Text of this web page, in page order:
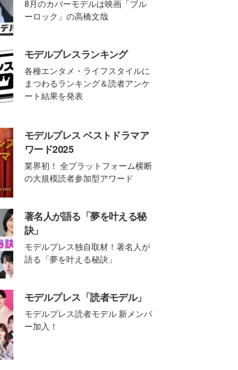
8月のカバーモデルは映画「ブル
ーロック」の高橋文哉
モデルプレスランキング
各種エンタメ・ライフスタイルに
まつわるランキング＆読者アンケ
ート結果を発表
モデルプレス ベストドラマア
ワード2025
業界初！ 全プラットフォーム横断
の大規模読者参加型アワード
著名人が語る「夢を叶える秘
訣」
モデルプレス独自取材！著名人が
語る「夢を叶える秘訣」
モデルプレス「読者モデル」
モデルプレス読者モデル 新メンバ
ー加入！